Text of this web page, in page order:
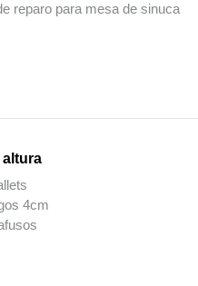
reparo para mesa de sinuca
altura
4cm